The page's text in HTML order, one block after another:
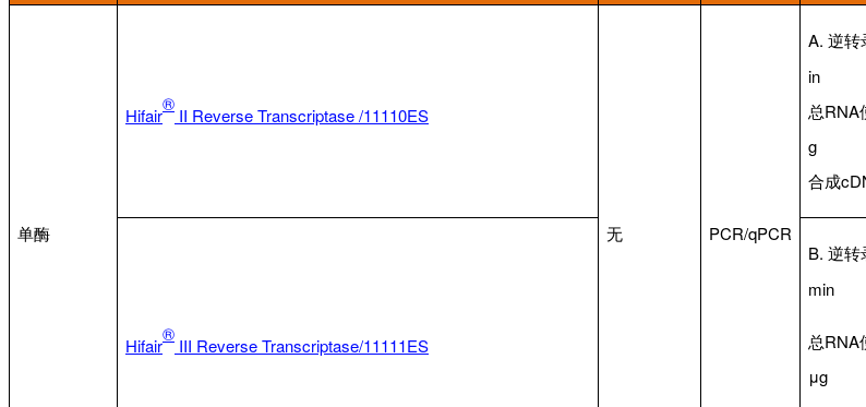
单酶
Hifair
®
II Reverse Transcriptase /11110ES
无 PCR/qPCR
A. 逆
in
总RNA
g
合成
Hifair
®
III Reverse Transcriptase/11111ES
B. 逆
min
总RNA
μg